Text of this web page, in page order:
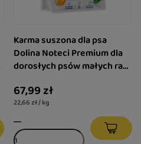
Karma suszona dla psa
Dolina Noteci Premium dla
dorosłych psów małych ras
67,99 zł
22,66 zł / kg